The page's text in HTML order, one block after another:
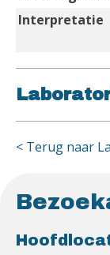
Interpretatie
< Terug naar